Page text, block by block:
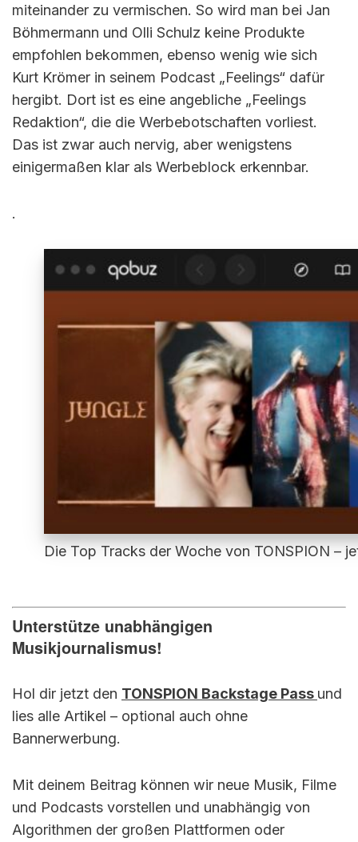
miteinander zu vermischen. So wird man bei Jan
Böhmermann und Olli Schulz keine Produkte
empfohlen bekommen, ebenso wenig wie sich
Kurt Krömer in seinem Podcast „Feelings“ dafür
hergibt. Dort ist es eine angebliche „Feelings
Redaktion“, die die Werbebotschaften vorliest.
Das ist zwar auch nervig, aber wenigstens
einigermaßen klar als Werbeblock erkennbar.
.
Die Top Tracks der Woche von TONSPION –
Unterstütze unabhängigen
Musikjournalismus!
Hol dir jetzt den TONSPION Backstage Pass und
lies alle Artikel – optional auch ohne
Bannerwerbung.
Mit deinem Beitrag können wir neue Musik, Filme
und Podcasts vorstellen und unabhängig von
Algorithmen der großen Plattformen oder